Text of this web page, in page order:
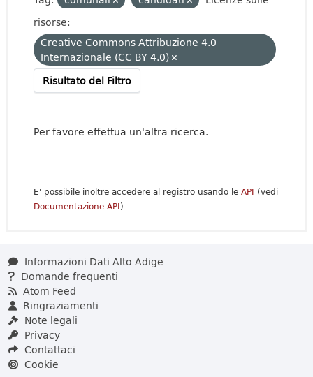
risorse:
Creative Commons Attribuzione 4.0
Internazionale (CC BY 4.0)
Risultato del Filtro
Per favore effettua un'altra ricerca.
E' possibile inoltre accedere al registro usando le API (vedi
Documentazione API).
Informazioni Dati Alto Adige
Domande frequenti
Atom Feed
Ringraziamenti
Note legali
Privacy
Contattaci
Cookie